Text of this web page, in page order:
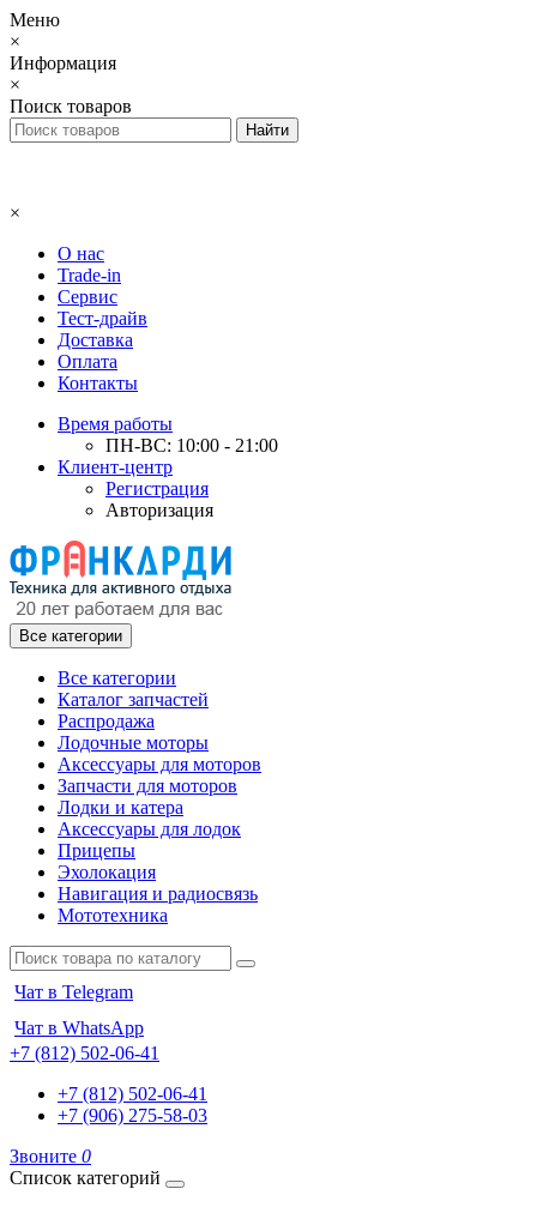
Меню
×
Информация
×
Поиск товаров
×
О нас
Trade-in
Сервис
Тест-драйв
Доставка
Оплата
Контакты
Время работы
ПН-ВС: 10:00 - 21:00
Клиент-центр
Регистрация
Авторизация
Все категории
Все категории
Каталог запчастей
Распродажа
Лодочные моторы
Аксессуары для моторов
Запчасти для моторов
Лодки и катера
Аксессуары для лодок
Прицепы
Эхолокация
Навигация и радиосвязь
Мототехника
Чат в Telegram
Чат в WhatsApp
+7 (812) 502-06-41
+7 (812) 502-06-41
+7 (906) 275-58-03
Звоните 0
Список категорий